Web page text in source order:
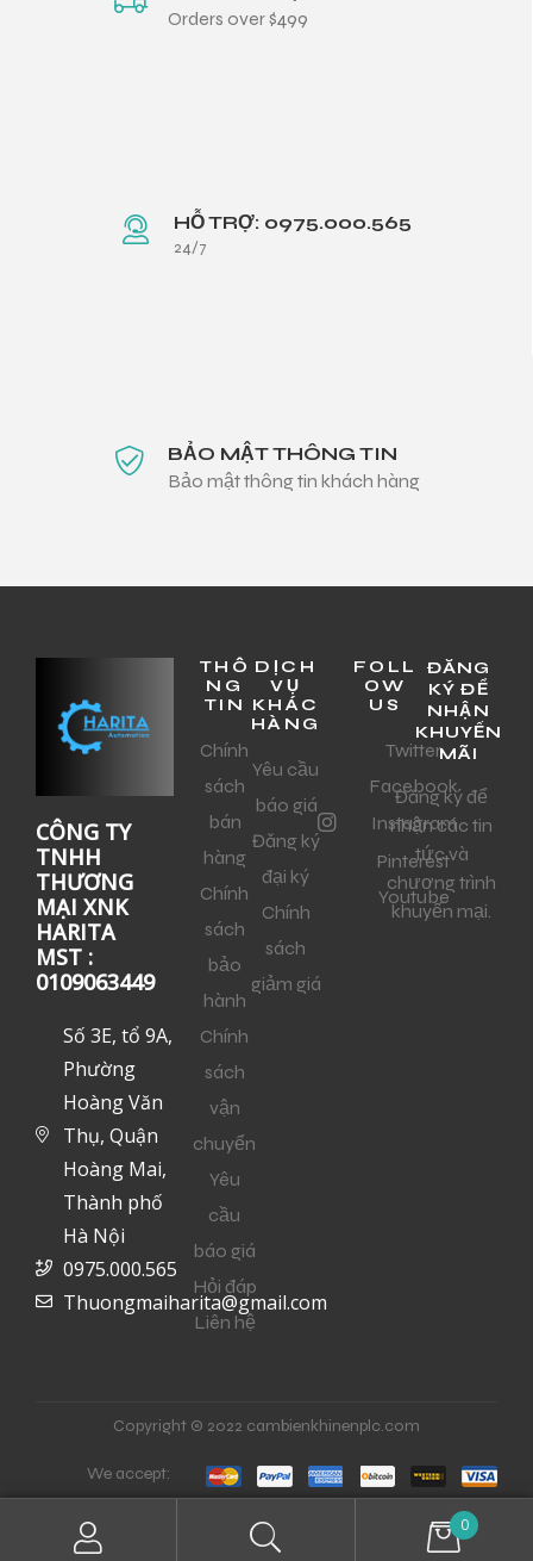
Orders over $499
HỖ TRỢ: 0975.000.565
24/7
BẢO MẬT THÔNG TIN
Bảo mật thông tin khách hàng
CÔNG TY
TNHH
THƯƠNG
MẠI XNK
HARITA
MST :
0109063449
Số 3E, tổ 9A,
Phường
Hoàng Văn
Thụ, Quận
Hoàng Mai,
Thành phố
Hà Nội
0975.000.565
Thuongmaiharita@gmail.com
THÔ
NG
TIN
Chính
sách
bán
hàng
Chính
sách
bảo
hành
Chính
sách
vận
chuyển
Yêu
cầu
báo giá
Hỏi đáp
Liên hệ
DỊCH
VỤ
KHÁC
HÀNG
Yêu cầu
báo giá
Đăng ký
đại ký
Chính
sách
giảm giá
FOLL
OW
US
Twitter
Facebook
Instagram
Pinterest
Youtube
ĐĂNG
KÝ ĐỂ
NHẬN
KHUYẾN
MÃI
Đăng ký để
nhận các tin
tức và
chương trình
khuyến mại.
Copyright © 2022 cambienkhinenplc.com
We accept:
0